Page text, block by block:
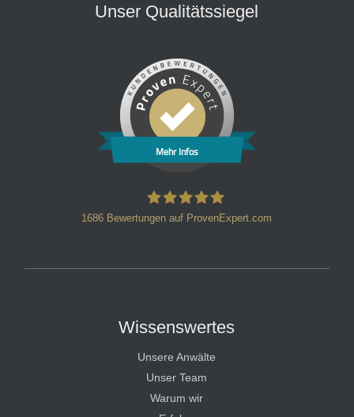
Unser Qualitätssiegel
Mehr Infos
1686 Bewertungen auf ProvenExpert.com
Wissenswertes
Unsere Anwälte
Unser Team
Warum wir